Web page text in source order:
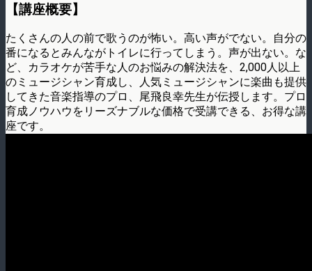
【講座概要】
たくさんの人の前で歌うのが怖い。高い声がでない。自分の
番になるとみんながトイレに行ってしまう。声が出ない。な
ど、カラオケが苦手な人のお悩みの解決法を、2,000人以上
のミュージシャン育成し、人気ミュージシャンに楽曲も提供
してきた音楽指導のプロ、尾飛良幸先生が伝授します。プロ
育成ノウハウをリーズナブルな価格で受講できる、お得な講
座です。